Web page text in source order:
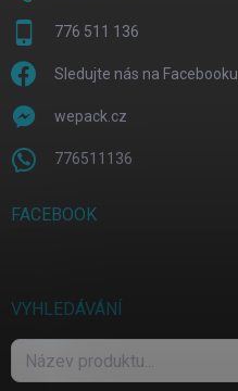
776 511 136
Sledujte nás na Facebooku
wepack.cz
776511136
FACEBOOK
VYHLEDÁVÁNÍ